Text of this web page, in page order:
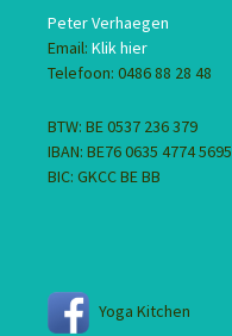
Peter Verhaegen
Email: Klik hier
Telefoon: 0486 88 28 48
BTW: BE 0537 236 379
IBAN: BE76 0635 4774 5695
BIC: GKCC BE BB
Yoga Kitchen